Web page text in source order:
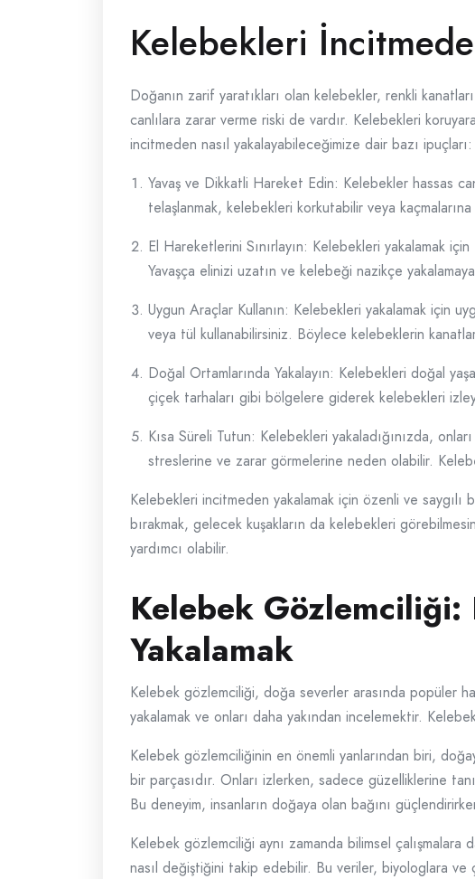
Kelebekleri
Doğanın zarif yaratıkları olan kelebekler, renkli
canlılara zarar verme riski de vardır. Kelebekleri
incitmeden nasıl yakalayabileceğimize dair bazı ipuçları:
Yavaş ve Dikkatli Hareket Edin: Kelebekler hassas
telaşlanmak, kelebekleri korkutabilir veya
El Hareketlerini Sınırlayın: Kelebekleri yakalamak
Yavaşça elinizi uzatın ve kelebeği nazikçe yakalamaya
Uygun Araçlar Kullanın: Kelebekleri yakalamak için
veya tül kullanabilirsiniz. Böylece kelebeklerin
Doğal Ortamlarında Yakalayın: Kelebekleri doğal
çiçek tarhaları gibi bölgelere giderek kelebekleri
Kısa Süreli Tutun: Kelebekleri yakaladığınızda,
streslerine ve zarar görmelerine neden olabilir.
Kelebekleri incitmeden yakalamak için özenli ve
bırakmak, gelecek kuşakların da kelebekleri
yardımcı olabilir.
Kelebek
Yakalamak
Kelebek gözlemciliği, doğa severler arasında popüler
yakalamak ve onları daha yakından incelemektir.
Kelebek gözlemciliğinin en önemli yanlarından biri,
bir parçasıdır. Onları izlerken, sadece güzelliklerine
Bu deneyim, insanların doğaya olan bağını
Kelebek gözlemciliği aynı zamanda bilimsel çalışmalara
nasıl değiştiğini takip edebilir. Bu veriler, biyologlara